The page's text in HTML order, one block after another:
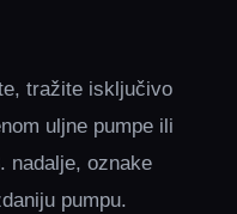
tražite isključivo
uljne pumpe ili
nadalje, oznake
pumpu.